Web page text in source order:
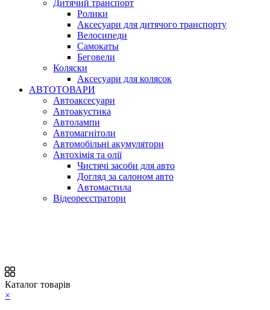
Дитячий транспорт
Ролики
Аксесуари для дитячого транспорту
Велосипеди
Самокаты
Беговели
Коляски
Аксесуари для колясок
АВТОТОВАРИ
Автоаксесуари
Автоакустика
Автолампи
Автомагнітоли
Автомобільні акумулятори
Автохімія та олії
Чистячі засоби для авто
Догляд за салоном авто
Автомастила
Відеореєстратори
Каталог товарів
×